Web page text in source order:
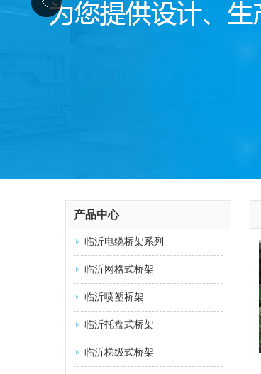
产品中心
临沂电缆桥架系列
临沂网格式桥架
临沂喷塑桥架
临沂托盘式桥架
临沂梯级式桥架